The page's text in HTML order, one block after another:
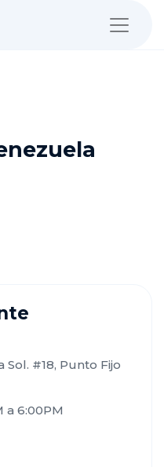
Sol. #18, Punto Fijo
a 6:00PM